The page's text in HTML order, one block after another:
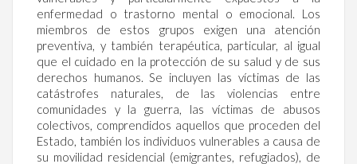
enfermedad o trastorno mental o emocional. Los
miembros de estos grupos exigen una atención
preventiva, y también terapéutica, particular, al igual
que el cuidado en la protección de su salud y de sus
derechos humanos. Se incluyen las víctimas de las
catástrofes naturales, de las violencias entre
comunidades y la guerra, las víctimas de abusos
colectivos, comprendidos aquellos que proceden del
Estado, también los individuos vulnerables a causa de
su movilidad residencial (emigrantes, refugiados), de